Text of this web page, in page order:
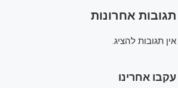
תגובות אחרונות
אין תגובות להציג.
עקבו אחרינו